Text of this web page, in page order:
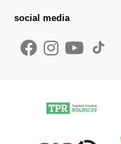
social media